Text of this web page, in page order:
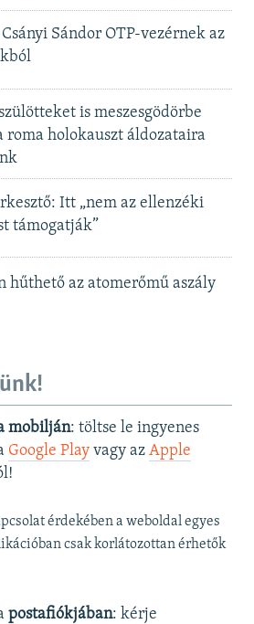
Sándor OTP-vezérnek az
is meszesgödörbe
roma holokauszt áldozataira
Itt „nem az ellenzéki
támogatják”
hűthető az atomerőmű aszály
mobilján: töltse le ingyenes
Google Playvagy az Apple
érdekében a weboldal egyes
csak korlátozottan érhetők
postafiókjában: kérje